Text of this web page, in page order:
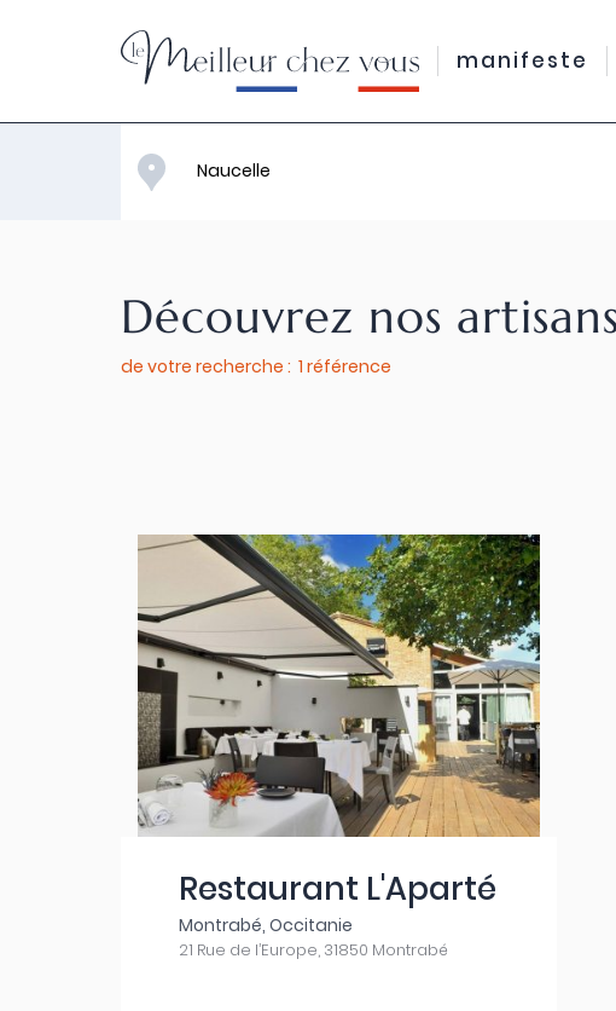
manifeste
Découvrez nos
de votre recherche : 1 référence
Restaurant L'Aparté
Montrabé, Occitanie
21 Rue de l’Europe, 31850 Montrabé